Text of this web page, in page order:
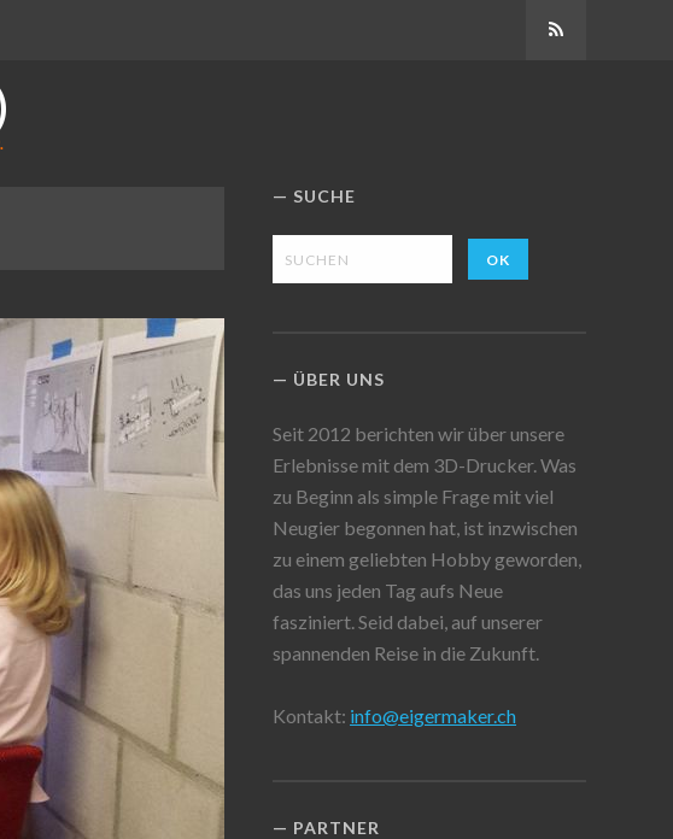
SUCHE
ÜBER UNS
Seit 2012 berichten wir über unsere
Erlebnisse mit dem 3D-Drucker. Was
zu Beginn als simple Frage mit viel
Neugier begonnen hat, ist inzwischen
zu einem geliebten Hobby geworden,
das uns jeden Tag aufs Neue
fasziniert. Seid dabei, auf unserer
spannenden Reise in die Zukunft.
Kontakt: info@eigermaker.ch
PARTNER